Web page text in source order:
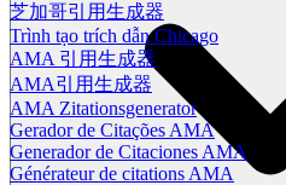
芝加哥引用生成器
Trình tạo trích dẫn Chicago
AMA 引用生成器
AMA引用生成器
AMA Zitationsgenerator
Gerador de Citações AMA
Generador de Citaciones AMA
Générateur de citations AMA